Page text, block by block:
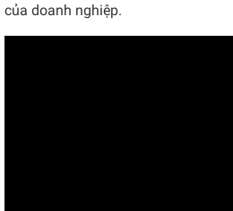
của doanh nghiệp.